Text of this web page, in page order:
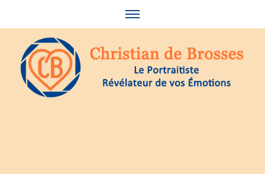
to
content